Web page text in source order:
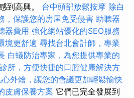
到高興。 台中頭部放鬆按摩 除白
，保護您的房屋免受侵害 助聽器
器費用 強化網站優化的SEO服務
境更舒適 尋找台北會計師，專業
白蟻防治專家，為您提供專業的
所，方便快捷的口腔健康解決方
外燴，讓您的會議更加輕鬆愉快
皮膚保養方案 它們已完全發展到